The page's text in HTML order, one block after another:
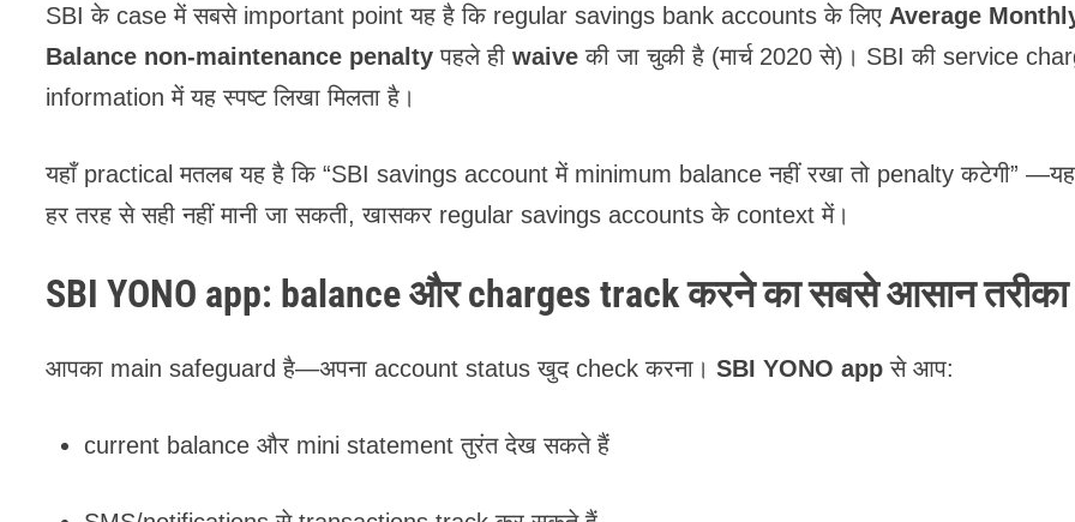
SBI के case में सबसे important point यह है कि regular savings bank accounts के लिए Average
Balance non-maintenance penalty पहले हीwaive की जा चुकी है (मार्च 2020 से)। SBI की service
information में यह स्पष्ट लिखा मिलता है।
यहाँ practical मतलब यह है कि “SBI savings account में minimum balance नहीं रखा तो penalty कटेगी” —यह
हर तरह से सही नहीं मानी जा सकती, खासकर regular savings accounts के context में।
SBI YONO app: balance और charges track करने का सबसे आसान तरीका
आपका main safeguard है—अपना account status खुद check करना।SBI YONO app से आप:
current balance और mini statement तुरंत देख सकते हैं